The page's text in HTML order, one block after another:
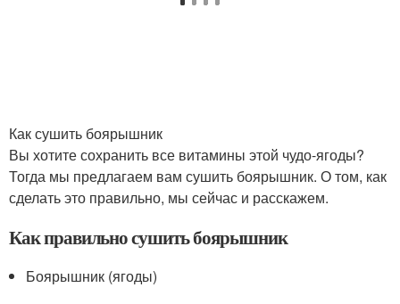
Как сушить боярышник
Вы хотите сохранить все витамины этой чудо-ягоды?
Тогда мы предлагаем вам сушить боярышник. О том, как
сделать это правильно, мы сейчас и расскажем.
Как правильно сушить боярышник
Боярышник (ягоды)